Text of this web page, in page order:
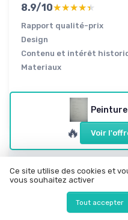
8.9/10★★★★★
★★★★★
Rapport qualité-prix
Design
Materiaux
🔥 Voir
Ce site utilise des cookies et
vous souhaitez activer
Tout accepter